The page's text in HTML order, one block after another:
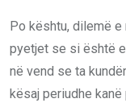
Po kështu, dilemë e
pyetjet se si është e
në vend se ta
kësaj periudhe